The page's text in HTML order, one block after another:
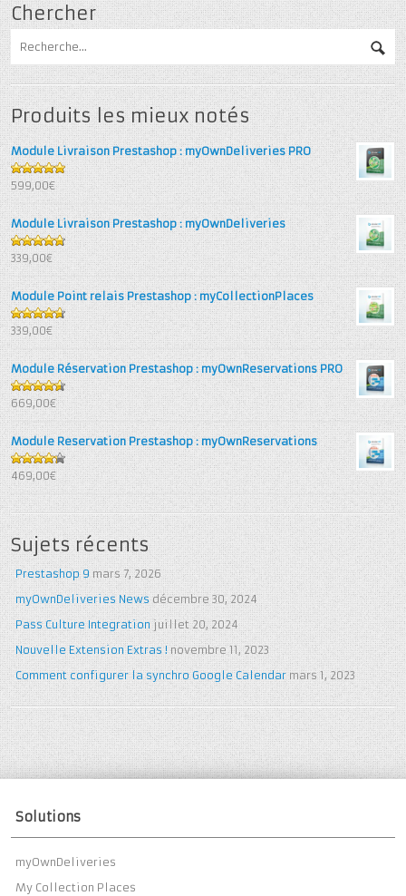
Chercher
Produits les mieux notés
Module Livraison Prestashop : myOwnDeliveries PRO
5out of 5
599,00€
Module Livraison Prestashop : myOwnDeliveries
4.71 out
of 5
339,00€
Module Point relais Prestashop : myCollectionPlaces
4.67out
of 5
339,00€
Module Réservation Prestashop : myOwnReservations PRO
4.6out
of 5
669,00€
Module Reservation Prestashop : myOwnReservations
4.25out
of 5
469,00€
Sujets récents
Prestashop 9 mars 7, 2026
myOwnDeliveries News décembre 30, 2024
Pass Culture Integration juillet 20, 2024
Nouvelle Extension Extras ! novembre 11, 2023
Comment configurer la synchro Google Calendar mars 1, 2023
Solutions
myOwnDeliveries
My Collection Places